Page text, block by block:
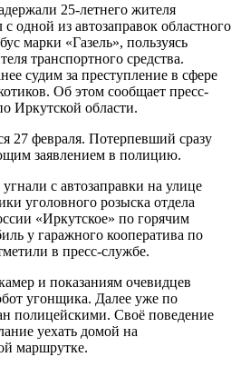
25-летнего жителя
одной из автозаправок областного
марки «Газель», пользуясь
транспортного средства.
судим за преступление в сфере
Об этом сообщает пресс-
Иркутской области.
27 февраля. Потерпевший сразу
заявлением в полицию.
с автозаправки на улице
уголовного розыска отдела
«Иркутское» по горячим
у гаражного кооператива по
в пресс-службе.
и показаниям очевидцев
угонщика. Далее уже по
полицейскими. Своё поведение
уехать домой на
маршрутке.